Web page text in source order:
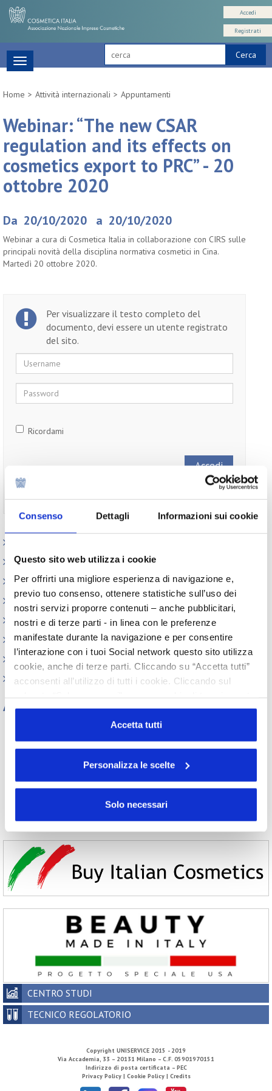
Consenso Dettagli Informazioni sui cookie
Questo sito web utilizza i cookie
Per offrirti una migliore esperienza di navigazione e,
previo tuo consenso, ottenere statistiche sull’uso dei
nostri servizi proporre contenuti – anche pubblicitari,
nostri e di terze parti - in linea con le preferenze
manifestate durante la navigazione e per consentire
l’interazione con i tuoi Social network questo sito utilizza
cookie, anche di terze parti. Cliccando su “Accetta tutti”
acconsenti all’utilizzo di tutti i cookie. Cliccando sul
o profilazione viene utilizzato. Cliccando su
“Personalizza le scelte” è possibile esprimere la propria
volontà in relazione a ciascuna categoria di cookie del
Accetta tutti
Personalizza le scelte
Solo necessari
Cerca
Accedi
Registrati
Toggle
navigation
Home
Attività internazionali Appuntamenti
Webinar: “The new CSAR
regulation and its effects on
cosmetics export to PRC” - 20
ottobre 2020
Da 20/10/2020 a 20/10/2020
Webinar a cura di Cosmetica Italia in collaborazione con CIRS sulle
principali novità della disciplina normativa cosmetici in Cina.
Martedì 20 ottobre 2020.
Per visualizzare il testo completo del
documento, devi essere un utente registrato
del sito.
Username
Password
Ricordami
Iniziative
Webinar
Circolari
Memorandum of Understanding
Corsi di formazione
FAQ
Archivio
2017 2016
2014
2013 2012
2011
2004
2002
CENTRO STUDI
TECNICO REGOLATORIO
Copyright UNISERVICE 2015 - 2019
Via Accademia, 33 – 20131 Milano – C.F. 05901970151
Indirizzo di posta certificata – PEC
Privacy Policy | Cookie Policy | Credits